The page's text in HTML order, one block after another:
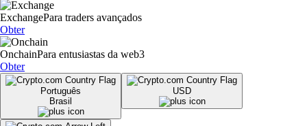
ExchangePara traders avançados
Obter
OnchainPara entusiastas da web3
Obter
Português
Brasil
USD